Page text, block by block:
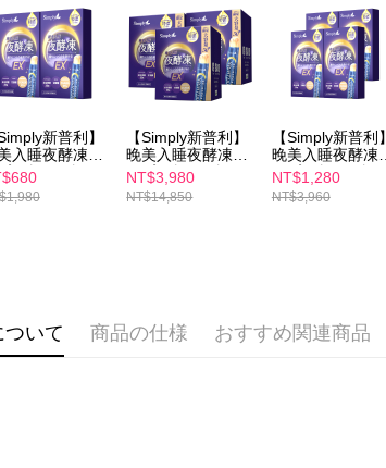
新普利】
入睡夜酵凍
/盒)(x2盒)
【Simply新普利】
晚美入睡夜酵凍
(50入/盒)(x3盒)
NT$3,980
NT$14,850
【Simply新普利】
晚美入睡夜酵凍
(10入/盒)(x4盒)
NT$1,280
NT$3,960
いて 商品の仕様 おすすめ関連商品